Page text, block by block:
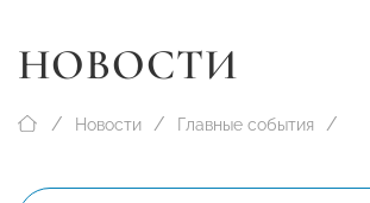
НОВОСТИ
Новости Главные события